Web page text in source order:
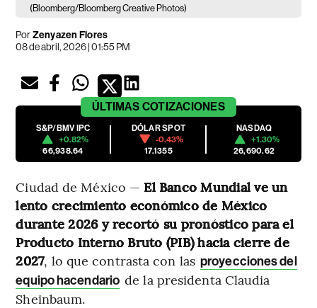
(Bloomberg/Bloomberg Creative Photos)
PorZenyazen Flores
08 de abril, 2026 | 01:55 PM
ÚLTIMAS COTIZACIONES
S&P/BMV IPC
+0.82%
66,938.64
DÓLAR SPOT
-0.43%
17.1355
NASDAQ
+1.30%
26,690.62
Ciudad de México — El Banco Mundial ve un
lento crecimiento económico de México
durante 2026 y recortó su pronóstico para el
Producto Interno Bruto (PIB) hacia cierre de
2027, lo que contrasta con las proyecciones del
equipo hacendario de la presidenta Claudia
Sheinbaum.